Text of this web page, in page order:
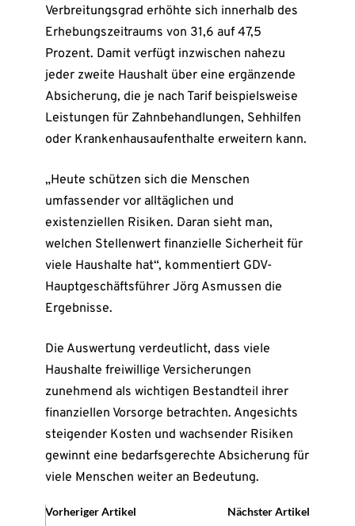
Verbreitungsgrad erhöhte sich innerhalb des
Erhebungszeitraums von 31,6 auf 47,5
Prozent. Damit verfügt inzwischen nahezu
jeder zweite Haushalt über eine ergänzende
Absicherung, die je nach Tarif beispielsweise
Leistungen für Zahnbehandlungen, Sehhilfen
oder Krankenhausaufenthalte erweitern kann.
„Heute schützen sich die Menschen
umfassender vor alltäglichen und
existenziellen Risiken. Daran sieht man,
welchen Stellenwert finanzielle Sicherheit für
viele Haushalte hat“, kommentiert GDV-
Hauptgeschäftsführer Jörg Asmussen die
Ergebnisse.
Die Auswertung verdeutlicht, dass viele
Haushalte freiwillige Versicherungen
zunehmend als wichtigen Bestandteil ihrer
finanziellen Vorsorge betrachten. Angesichts
steigender Kosten und wachsender Risiken
gewinnt eine bedarfsgerechte Absicherung für
viele Menschen weiter an Bedeutung.
Vorheriger Artikel Nächster Artikel